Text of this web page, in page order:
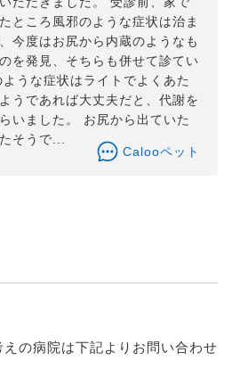
ところ風邪のような症状は治ま
今度はお尻から内蔵のようなも
を発見、そちらも併せて診てい
うな症状はライトでよくあた
うであれば大丈夫だと、代謝を
いました。 お尻から出ていた
そうで...
Calooペット
の病院は下記よりお問い合わせ